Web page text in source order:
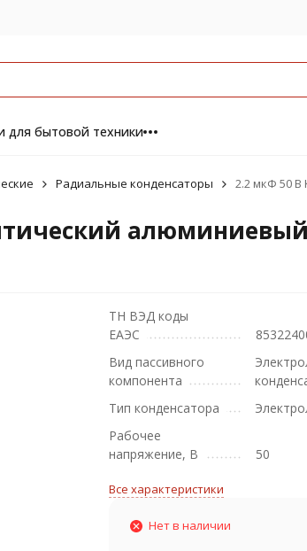
для бытовой техники
Радиальные конденсаторы 2.2 мкФ 50
ТН ВЭД коды
ЕАЭС
Вид пассивного
компонента
Тип конденсатора
Рабочее
напряжение, В
50
Все характеристики
Нет в наличии